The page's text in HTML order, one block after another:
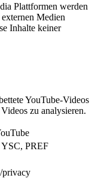
Plattformen werden
Medien
Inhalte keiner
YouTube-Videos
zu analysieren.
PREF
privacy